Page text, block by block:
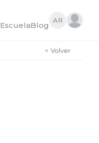
EscuelaBlog
AR
< Volver